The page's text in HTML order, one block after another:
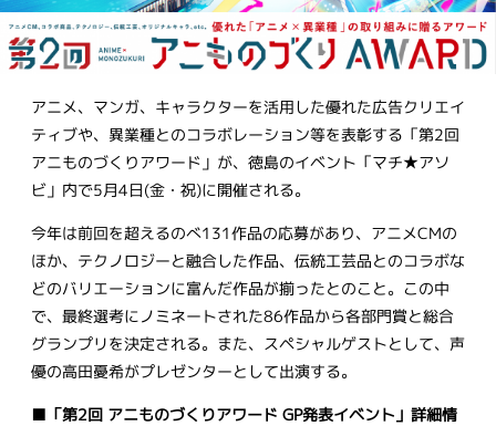
アニメ、マンガ、キャラクターを活用した優れた広告クリエイ
ティブや、異業種とのコラボレーション等を表彰する「第2回
アニものづくりアワード」が、徳島のイベント「マチ★アソ
ビ」内で5月4日(金・祝)に開催される。
今年は前回を超えるのべ131作品の応募があり、アニメCMの
ほか、テクノロジーと融合した作品、伝統工芸品とのコラボな
どのバリエーションに富んだ作品が揃ったとのこと。この中
で、最終選考にノミネートされた86作品から各部門賞と総合
グランプリを決定される。また、スペシャルゲストとして、声
優の高田憂希がプレゼンターとして出演する。
■「第2回 アニものづくりアワード GP発表イベント」詳細情